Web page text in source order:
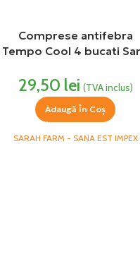
Comprese antifebra
Tempo Cool 4 bucati
29,50 lei (TVA inclus)
Adaugă În Coș
SARAH FARM - SANA EST IMPEX